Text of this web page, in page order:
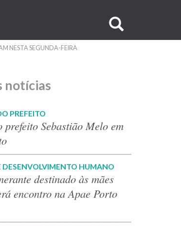
no
NESTA SEGUNDA-FEIRA
notícias
PREFEITO
prefeito Sebastião Melo em
DESENVOLVIMENTO HUMANO
destinado às mães
encontro na Apae Porto